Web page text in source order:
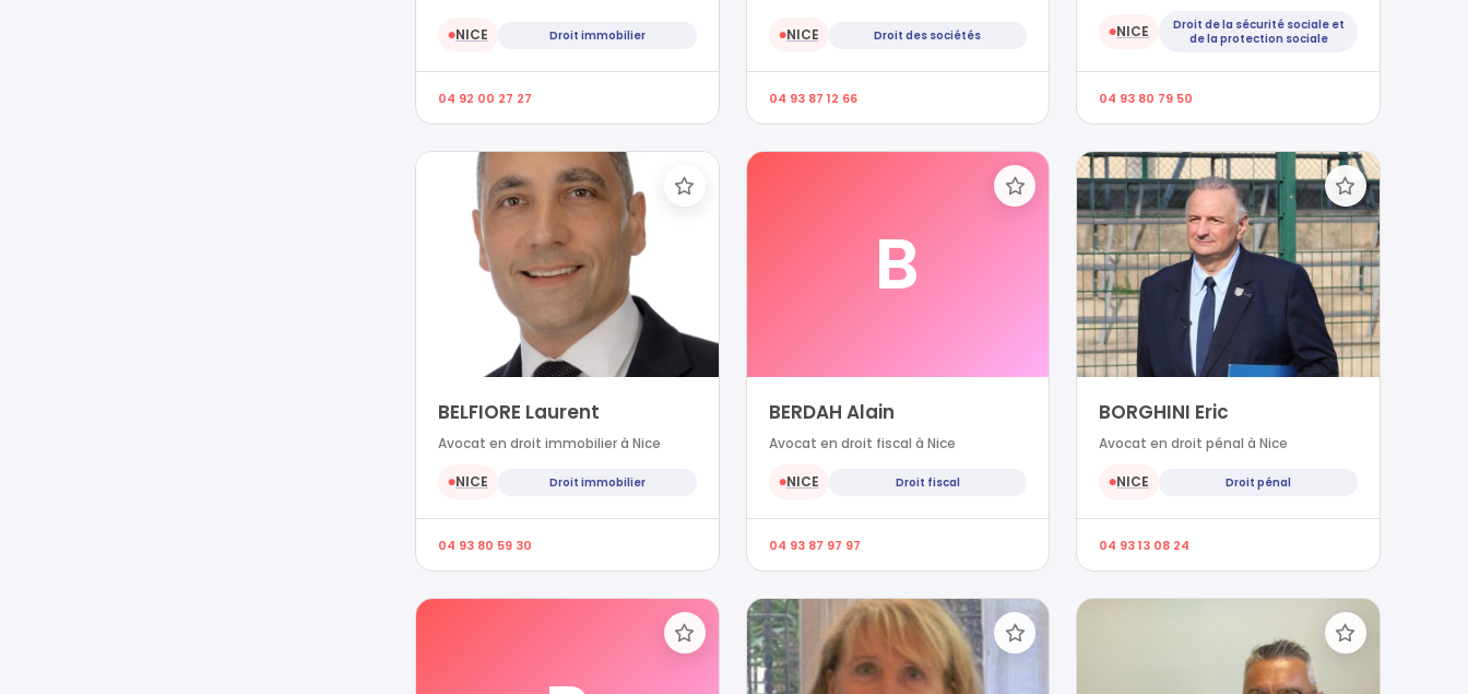
●NICE Droit immobilier
04 92 00 27 27
●NICE Droit des sociétés
04 93 87 12 66
●NICE
Droit de la sécurité sociale et
de la protection sociale
04 93 80 79 50
BELFIORE Laurent
Avocat en droit immobilier à Nice
●NICE Droit immobilier
04 93 80 59 30
B
BERDAH Alain
Avocat en droit fiscal à Nice
●NICE Droit fiscal
04 93 87 97 97
BORGHINI Eric
Avocat en droit pénal à Nice
●NICE Droit pénal
04 93 13 08 24